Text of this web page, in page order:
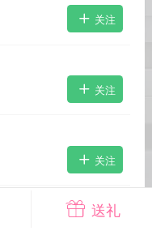
信息
护游
送礼
关注
关注
关注